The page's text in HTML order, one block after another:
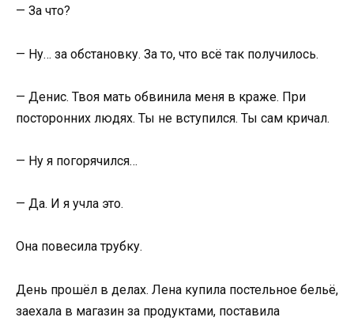
— За что?
— Ну… за обстановку. За то, что всё так получилось.
— Денис. Твоя мать обвинила меня в краже. При
посторонних людях. Ты не вступился. Ты сам кричал.
— Ну я погорячился…
— Да. И я учла это.
Она повесила трубку.
День прошёл в делах. Лена купила постельное бельё,
заехала в магазин за продуктами, поставила